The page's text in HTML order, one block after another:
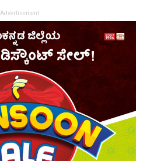
Advertisement